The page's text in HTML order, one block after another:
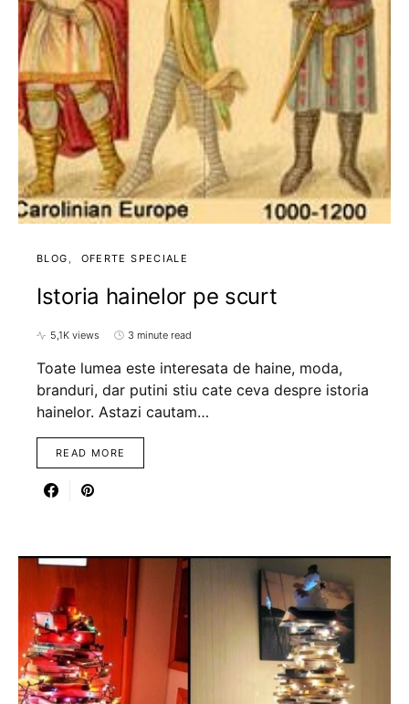
BLOG OFERTE SPECIALE
Istoria hainelor pe scurt
5,1K views 3 minute read
Toate lumea este interesata de haine, moda,
branduri, dar putini stiu cate ceva despre istoria
hainelor. Astazi cautam…
READ MORE